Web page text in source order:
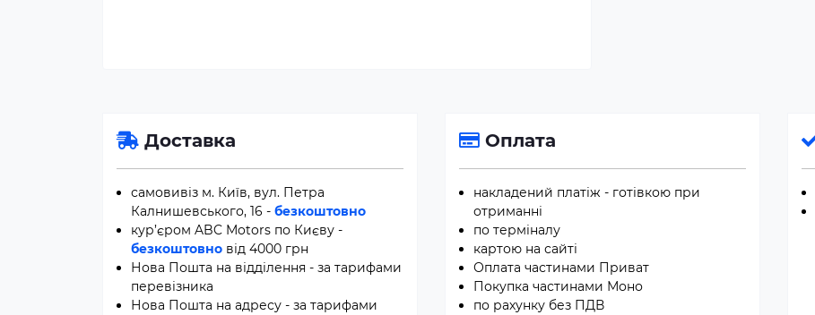
Доставка
самовивіз м. Київ, вул. Петра
Калнишевського, 16 - безкоштовно
кур’єром ABC Motors по Києву -
безкоштовно від 4000 грн
Нова Пошта на відділення - за тарифами
перевізника
Нова Пошта на адресу - за тарифами
Оплата
накладений платіж - готівкою при
отриманні
по терміналу
картою на сайті
Оплата частинами Приват
Покупка частинами Моно
по рахунку без ПДВ